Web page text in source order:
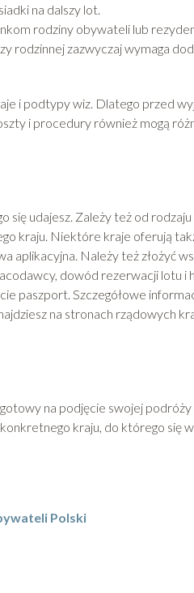
na dalszy lot.
rodziny obywateli lub
rodzinnej zazwyczaj wymaga
i podtypy wiz. Dlatego przed
i procedury również mogą
się udajesz. Zależy też od
kraju. Niektóre kraje oferują
aplikacyjna. Należy też złożyć
dowód rezerwacji lotu i
paszport. Szczegółowe
na stronach rządowych
na podjęcie swojej
kraju, do którego się
Polski